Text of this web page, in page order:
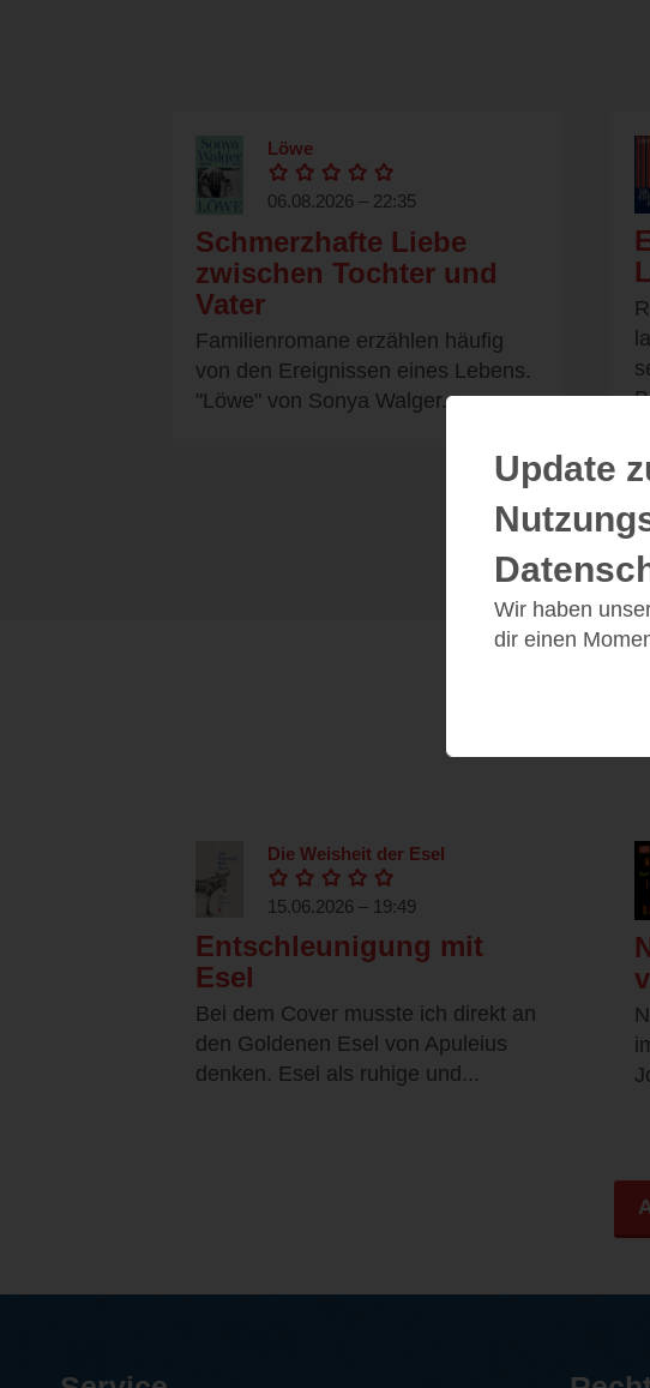
Löwe
06.08.2026 – 22:35
Schmerzhafte Liebe
zwischen Tochter und
Vater
Familienromane erzählen häufig
von den Ereignissen eines Lebens.
"Löwe" von Sonya Walger...
Die Weisheit der Esel
15.06.2026 – 19:49
Entschleunigung mit
Esel
Bei dem Cover musste ich direkt an
den Goldenen Esel von Apuleius
denken. Esel als ruhige und...
Update
Wir haben
dir einen